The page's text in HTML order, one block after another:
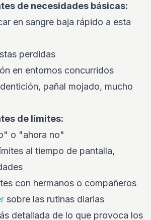
de necesidades básicas:
en sangre baja rápido a esta
perdidas
en entornos concurridos
pañal mojado, mucho
de límites:
o "ahora no"
al tiempo de pantalla,
con hermanos o compañeros
sobre las rutinas diarias
detallada de lo que provoca los